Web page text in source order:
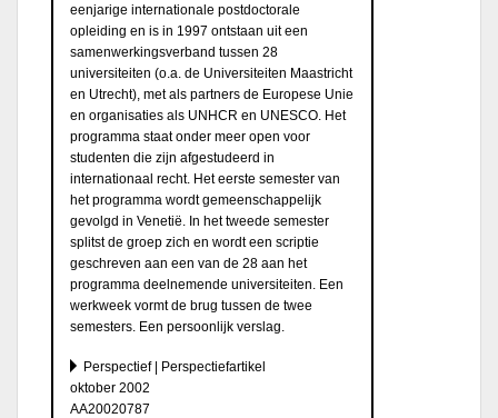
eenjarige internationale postdoctorale
opleiding en is in 1997 ontstaan uit een
samenwerkingsverband tussen 28
universiteiten (o.a. de Universiteiten Maastricht
en Utrecht), met als partners de Europese Unie
en organisaties als UNHCR en UNESCO. Het
programma staat onder meer open voor
studenten die zijn afgestudeerd in
internationaal recht. Het eerste semester van
het programma wordt gemeenschappelijk
gevolgd in Venetië. In het tweede semester
splitst de groep zich en wordt een scriptie
geschreven aan een van de 28 aan het
programma deelnemende universiteiten. Een
werkweek vormt de brug tussen de twee
semesters. Een persoonlijk verslag.
Perspectief | Perspectiefartikel
oktober 2002
AA20020787